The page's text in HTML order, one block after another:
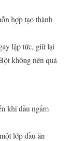
hợp tạo thành
lập tức, giữ lại
không nên quá
khi dầu ngấm
lớp dầu ăn